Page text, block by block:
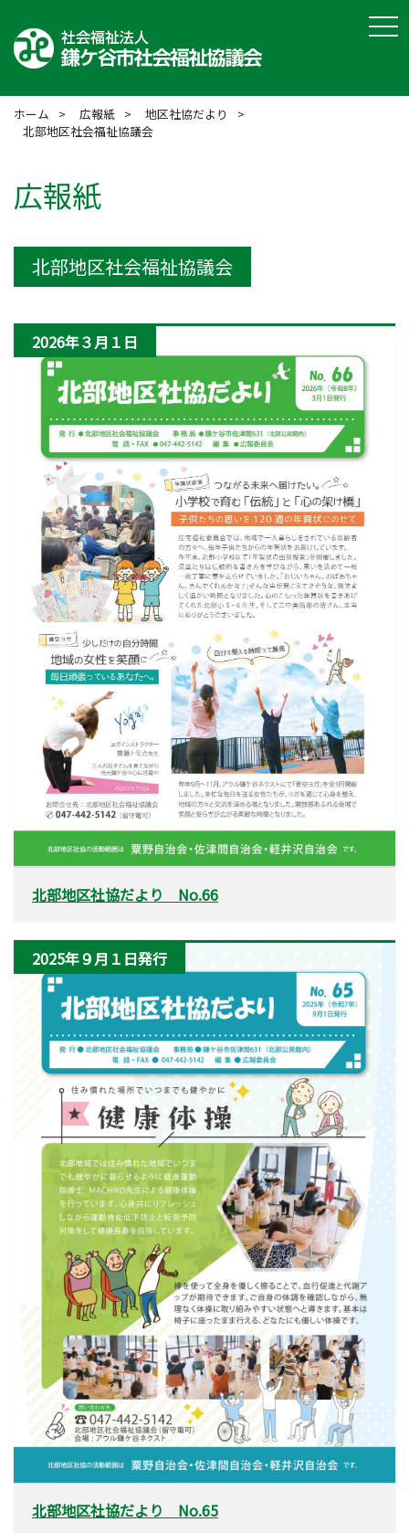
ホーム 広報紙
地区社協だより
北部地区社会福祉協議会
広報紙
北部地区社会福祉協議会
2026年３月１日
北部地区社協だより No.66
2025年９月１日発行
北部地区社協だより No.65